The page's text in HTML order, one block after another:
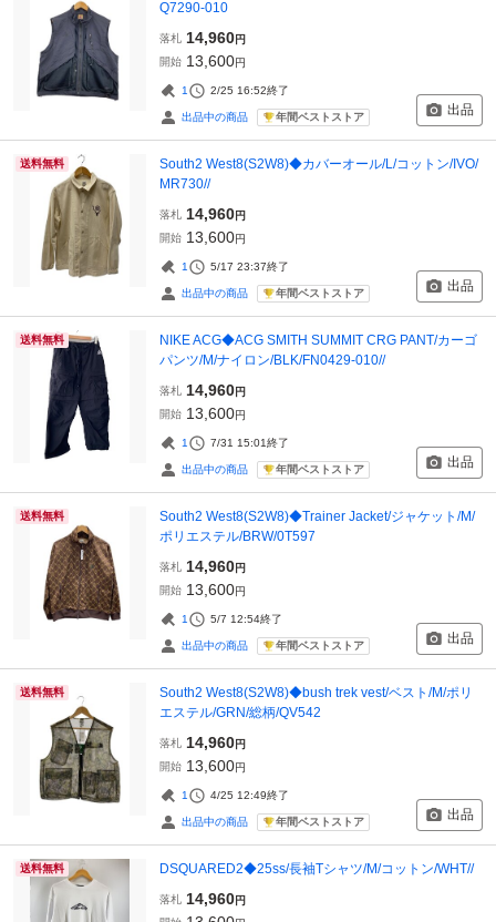
Q7290-010
落札 14,960円
開始 13,600円
1 2/25 16:52終了
出品中の商品 年間ベストストア 出品
送料無料
South2 West8(S2W8)◆カバーオール/L/コットン/IVO/
MR730//
落札 14,960円
開始 13,600円
1 5/17 23:37終了
出品中の商品 年間ベストストア 出品
送料無料
NIKE ACG◆ACG SMITH SUMMIT CRG PANT/カーゴ
パンツ/M/ナイロン/BLK/FN0429-010//
落札 14,960円
開始 13,600円
1 7/31 15:01終了
出品中の商品 年間ベストストア 出品
送料無料
South2 West8(S2W8)◆Trainer Jacket/ジャケット/M/
ポリエステル/BRW/0T597
落札 14,960円
開始 13,600円
1 5/7 12:54終了
出品中の商品 年間ベストストア 出品
送料無料
South2 West8(S2W8)◆bush trek vest/ベスト/M/ポリ
エステル/GRN/総柄/QV542
落札 14,960円
開始 13,600円
1 4/25 12:49終了
出品中の商品 年間ベストストア 出品
送料無料 DSQUARED2◆25ss/長袖Tシャツ/M/コットン/WHT//
落札 14,960円